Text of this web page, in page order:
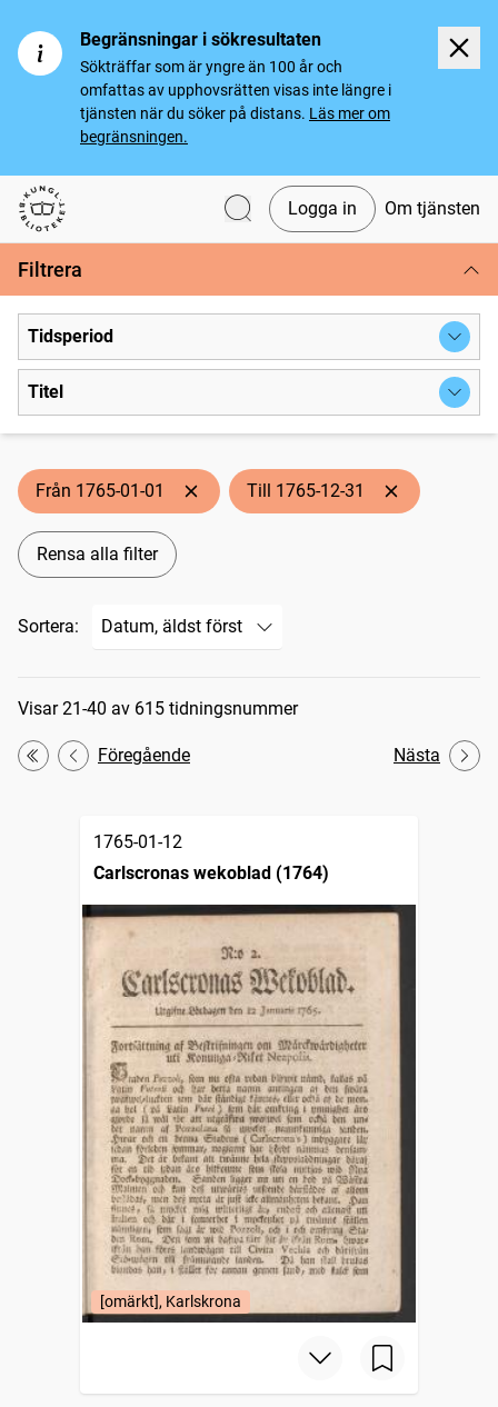
Begränsningar i sökresultaten
Sökträffar som är yngre än 100 år och
omfattas av upphovsrätten visas inte längre i
tjänsten när du söker på distans. Läs mer om
begränsningen.
Svenska tidningar
Logga in Om tjänsten
Filtrera
Tidsperiod
Titel
Från 1765-01-01 Till 1765-12-31
Rensa alla filter
Sortera:
Sökresultat
Visar 21-40 av 615 tidningsnummer
Första
Föregående Nästa
1765-01-12
Carlscronas wekoblad (1764)
[omärkt], Karlskrona